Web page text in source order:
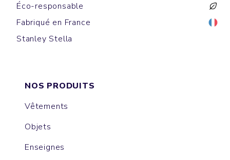
Éco-responsable
Fabriqué en France
Stanley Stella
Sweats cols ronds
ALMA
Sweats zippés à capuche
IDA
Sweats à capuche
NORA
Sweats cols ronds
LIANNA
Sweats cols ronds
FEELER
NOS PRODUITS
Vêtements
Objets
Enseignes